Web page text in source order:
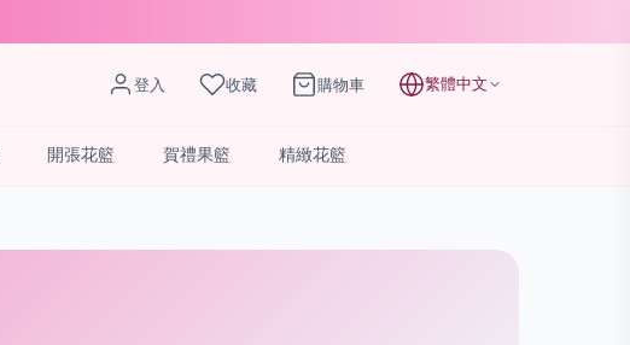
登入 收藏 購物車 繁體中文
開張花籃 賀禮果籃 精緻花籃